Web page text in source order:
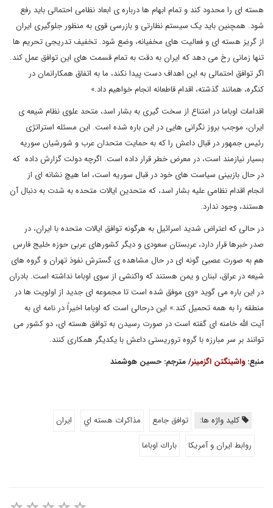
هسته ای را محدود کند و تمام ابهام ها درباره ی ابعاد نظامی احتمالی باید رفع
شود. همچنین باید یک سیستم نظارتی و بازرسی قوی به منظور جلوگیری ایران
از گریز هسته ای و فعالیت های مخفیانه، وضع شود. تخفیف تدریجی تحریم ها
تنها زمانی رخ می دهد که ایران به دقت به تمام قسمت های این توافق عمل کند.
اگر توافق احتمالی به این اهداف دست پیدا نکند، ما به اتفاق همکارانمان در
کنگره، همانند گذشته، اقدام قاطعانه انجام خواهیم داد.»
اقدامات اوباما در امتناع از سخت گیری به بشار اسد، متحد علوی نظام شیعه ی
ایران، موجب بروز نگرانی هایی در این باره شده است. این مسئله استراتژی
رئیس جمهور در قبال داعش را که به حمایت متحدان عرب و شورشیان سوریه
بسیار نیازمند است، در معرض خطر قرار داده است. اگرچه دولت گزارش داده که
در حال بازبینی سیاست های خود در قبال سوریه است، اما هیچ نشانه ای از
انجام اقدام نظامی علیه بشار اسد، که متحدین ایالات متحده به شدت به دنبال آن
هستند، وجود ندارد.
در حالی که اعتراض شدید اسرائیل به هرگونه توافق ایالات متحده با ایران، در
صدر خبرها قرار دارد، عربستان سعودی و دیگر کشورهای عربی حوزه خلیج فارس
هم به صورت عصبی گونه ای در حال مشاهده ی گسترش نفوذ تهران و گروه های
شیعه در عراق، لبنان و یمن هستند که واکنشی از سوی اوباما نداشته است. بادران
در این باره می گوید «وی موفق شده است تا مجموعه ای جدید از اولویت ها در
منطقه را به همه تحمیل کند.» این درحالی است که اوباما اخیراً در نامه ای به
آیت الله خامنه ای گفته است در صورت رسیدن به توافق هسته ای، دو کشور می
توانند بر سر مبارزه با گروه تروریستی داعش با یکدیگر همکاری کنند.
منبع:واشینگتن اگزمینر/ مترجم: حسین هوشمند
کلید واژه ها: توافق جامع مذاكرات هسته اي
ايران
روابط ايران و آمريكا
باراك اوباما